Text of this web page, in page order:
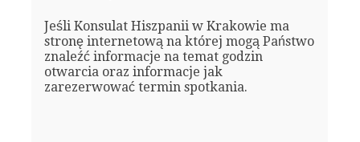
Jeśli Konsulat Hiszpanii w Krakowie ma
stronę internetową na której mogą Państwo
znaleźć informacje na temat godzin
otwarcia oraz informacje jak
zarezerwować termin spotkania.